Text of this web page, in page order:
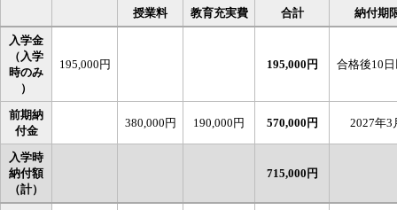
授業料 教育充実費 合計 納付期
入学金
（入学
時のみ
）
195,000円 195,000円 合格後10
前期納
付金
380,000円 190,000円 570,000円 2027年3
入学時
納付額
（計）
715,000円